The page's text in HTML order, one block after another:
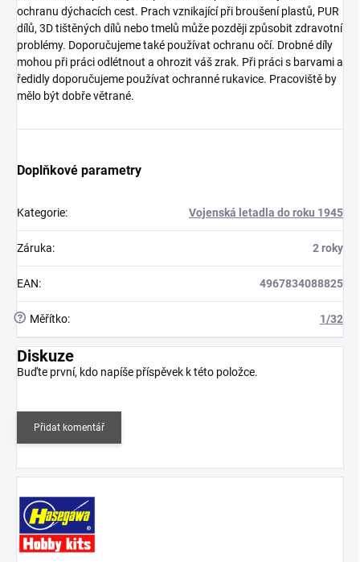
ochranu dýchacích cest. Prach vznikající při broušení plastů, PUR
dílů, 3D tištěných dílů nebo tmelů může později způsobit zdravotní
problémy. Doporučujeme také používat ochranu očí. Drobné díly
mohou při práci odlétnout a ohrozit váš zrak. Při práci s barvami a
ředidly doporučujeme používat ochranné rukavice. Pracoviště by
mělo být dobře větrané.
Doplňkové parametry
Kategorie: Vojenská letadla do roku 1945
Záruka: 2 roky
EAN: 4967834088825
? Měřítko: 1/32
Diskuze
Buďte první, kdo napíše příspěvek k této položce.
Přidat komentář